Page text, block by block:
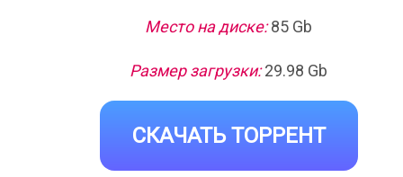
Место на диске:85 Gb
Размер загрузки:29.98 Gb
СКАЧАТЬ ТОРРЕНТ